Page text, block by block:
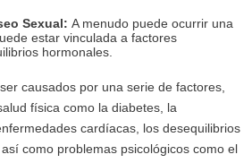
Sexual:A menudo puede ocurrir una
estar vinculada a factores
hormonales.
causados ​​por una serie de factores,
física como la diabetes, la
cardíacas, los desequilibrios
como problemas psicológicos como el